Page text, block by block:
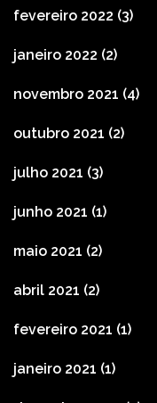
fevereiro 2022 (3)
janeiro 2022 (2)
novembro 2021 (4)
outubro 2021 (2)
julho 2021 (3)
junho 2021 (1)
maio 2021 (2)
abril 2021 (2)
fevereiro 2021 (1)
janeiro 2021 (1)